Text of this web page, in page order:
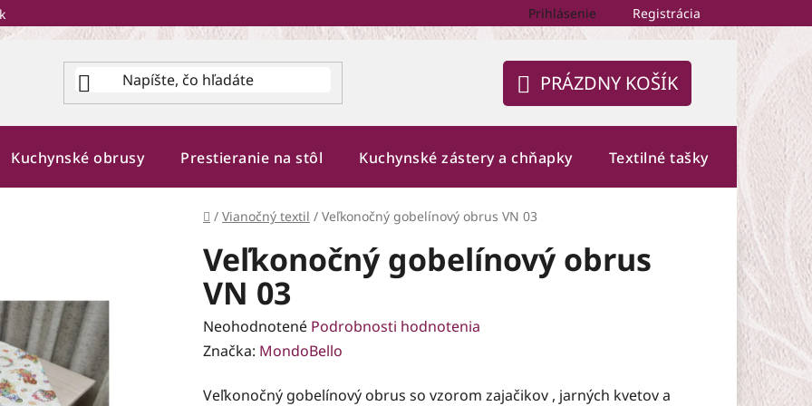
Prihlásenie Registrácia
NÁKUPNÝ
KOŠÍK
PRÁZDNY KOŠÍK
Kuchynské obrusy Prestieranie na stôl Kuchynské zástery a chňapky Textilné tašky
Domov
/ Vianočný textil / Veľkonočný gobelínový obrus VN 03
Veľkonočný gobelínový obrus
VN 03
Priemerné
hodnotenie
je
Neohodnotené Podrobnosti hodnotenia
Značka: MondoBello
Veľkonočný gobelínový obrus so vzorom zajačikov , jarných kvetov a